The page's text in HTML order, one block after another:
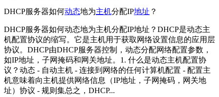
DHCP服务器如何动态地为主机分配IP地址 ？
DHCP服务器如何动态地为主机分配IP地址？DHCP是动态主
机配置协议的缩写。它是主机用于获取网络设置信息的应用层
协议。DHCP由DHCP服务器控制，动态分配网络配置参数，
如IP地址，子网掩码和网关地址。1. 什么是动态主机配置协
议？动态 - 自动主机 - 连接到网络的任何计算机配置 - 配置主
机意味着向主机提供网络信息（IP地址，子网掩码，网关地
址）协议 - 规则集总之，DHCP...